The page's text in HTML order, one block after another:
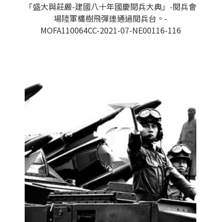
「盛大與莊嚴-建國八十年國慶閱兵大典」-閱兵會
場陸軍欉樹飛彈連通過閱兵台。-
MOFA110064CC-2021-07-NE00116-116